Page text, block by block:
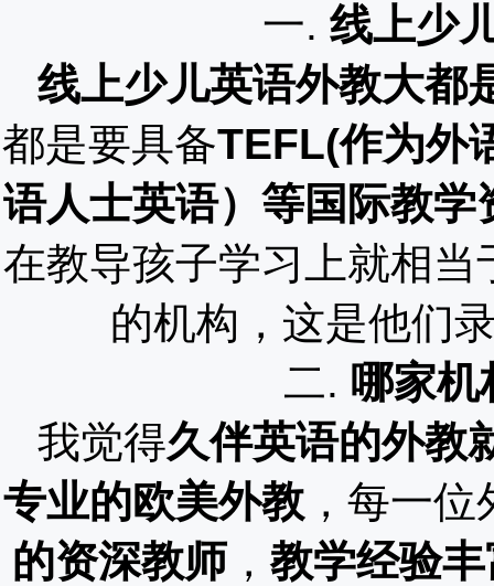
一. 线上少
线上少儿英语外教大都
都是要具备TEFL(作为外
语人士英语）等国际教学
在教导孩子学习上就相
的机构，这是他们
二. 哪家机
我觉得久伴英语的外教
专业的欧美外教，每一位
的资深教师，教学经验